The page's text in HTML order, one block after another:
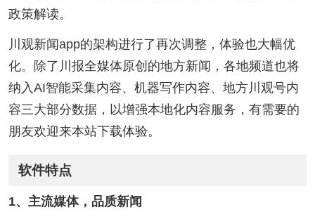
政策解读。
川观新闻app的架构进行了再次调整，体验也大幅优
化。除了川报全媒体原创的地方新闻，各地频道也将
纳入AI智能采集内容、机器写作内容、地方川观号内
容三大部分数据，以增强本地化内容服务，有需要的
朋友欢迎来本站下载体验。
软件特点
1、主流媒体，品质新闻